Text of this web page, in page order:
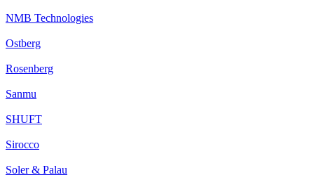
NMB Technologies
Ostberg
Rosenberg
Sanmu
SHUFT
Sirocco
Soler & Palau